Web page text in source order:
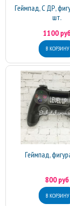
Геймпад, С ДР,
шт.
1100 руб
Геймпад,
800 руб